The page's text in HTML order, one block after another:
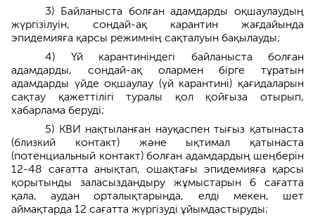
3) Байланыста болған адамдарды оқшаулаудың
жүргізілуін, сондай-ақ карантин жағдайында
эпидемияға қарсы режимнің сақталуын бақылауды;
4) Үй карантиніндегі байланыста болған
адамдарды, сондай-ақ олармен бірге тұратын
адамдарды үйде оқшаулау (үй карантині) қағидаларын
сақтау қажеттілігі туралы қол қойғыза отырып,
хабарлама беруді;
5) КВИ нақтыланған науқаспен тығыз қатынаста
(близкий контакт) және ықтимал қатынаста
(потенциальный контакт) болған адамдардың шеңберін
12-48 сағатта анықтап, ошақтағы эпидемияға қарсы
қорытынды заласыздандыру жұмыстарын 6 сағатта
қала, аудан орталықтарында, елді мекен, шет
аймақтарда 12 сағатта жүргізуді ұйымдастыруды;